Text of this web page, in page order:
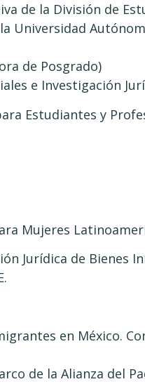
de la División de
Universidad
de Posgrado)
e Investigación
Estudiantes y
Mujeres
Jurídica de Bienes
en México.
de la Alianza del